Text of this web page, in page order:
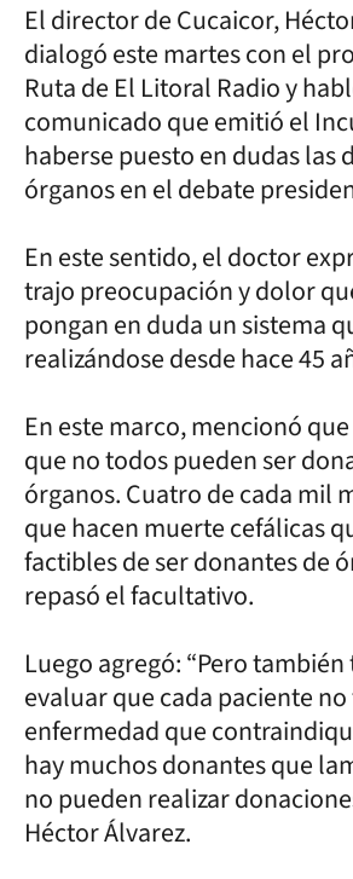
El director de Cucaicor,
dialogó este martes con el
Ruta de El Litoral Radio y
comunicado que emitió el
haberse puesto en dudas las
órganos en el debate
En este sentido, el doctor
trajo preocupación y dolor
pongan en duda un sistema
realizándose desde hace 45
En este marco, mencionó
que no todos pueden ser
órganos. Cuatro de cada mil
que hacen muerte cefálicas
factibles de ser donantes de
repasó el facultativo.
Luego agregó: “Pero
evaluar que cada paciente
enfermedad que
hay muchos donantes que
no pueden realizar
Héctor Álvarez.